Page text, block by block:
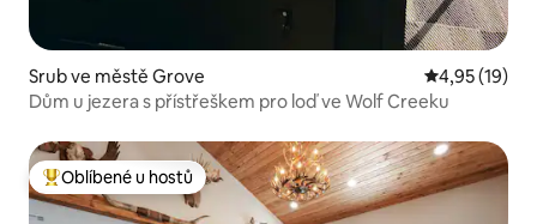
Srub ve městě Grove Průměrné
4,95 (19)
Dům u jezera s přístřeškem pro loď ve Wolf Creeku
Nejlepší v kategorii Oblíbené u hostů
Oblíbené u hostů